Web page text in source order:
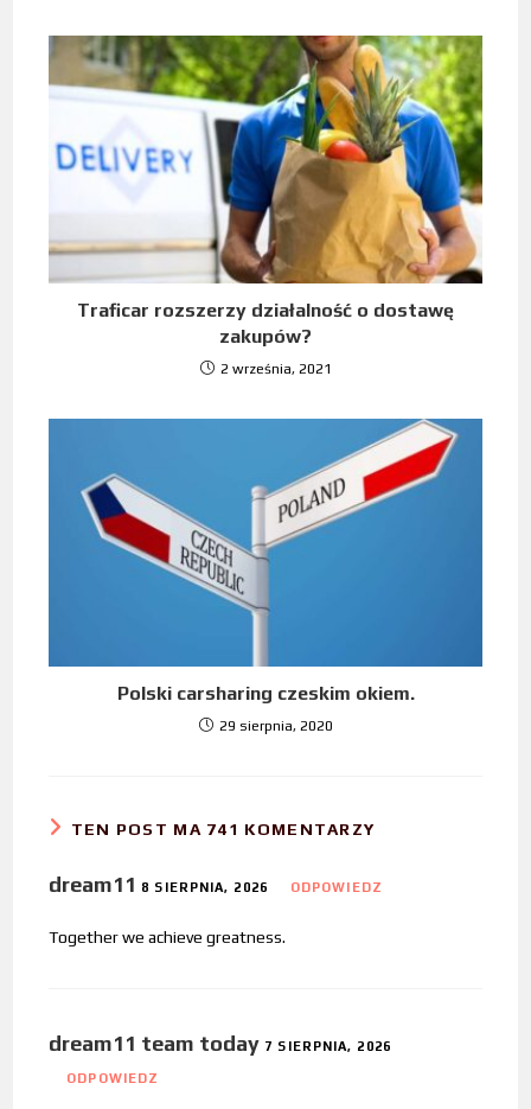
Traficar rozszerzy działalność o dostawę
zakupów?
2 września, 2021
Polski carsharing czeskim okiem.
29 sierpnia, 2020
TEN POST MA 741 KOMENTARZY
dream11 8 SIERPNIA, 2026 ODPOWIEDZ
Together we achieve greatness.
dream11 team today 7 SIERPNIA, 2026
ODPOWIEDZ